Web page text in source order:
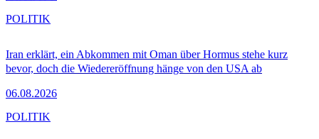
Iran erklärt, ein Abkommen mit Oman über Hormus stehe kurz
bevor, doch die Wiedereröffnung hänge von den USA ab
06.08.2026
POLITIK
POLITIK